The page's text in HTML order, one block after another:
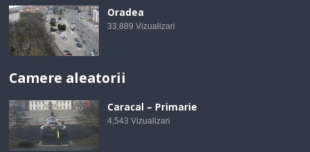
Oradea
33,889 Vizualizari
Camere aleatorii
Caracal – Primarie
4,543 Vizualizari